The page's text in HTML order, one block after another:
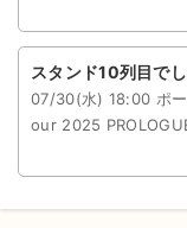
スタンド10列目で
07/30(水) 18:00 ポ
our 2025